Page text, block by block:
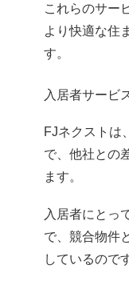
これらのサー
より快適な住
す。
入居者サービ
FJネクストは
で、他社との
ます。
入居者にとっ
で、競合物件
しているので